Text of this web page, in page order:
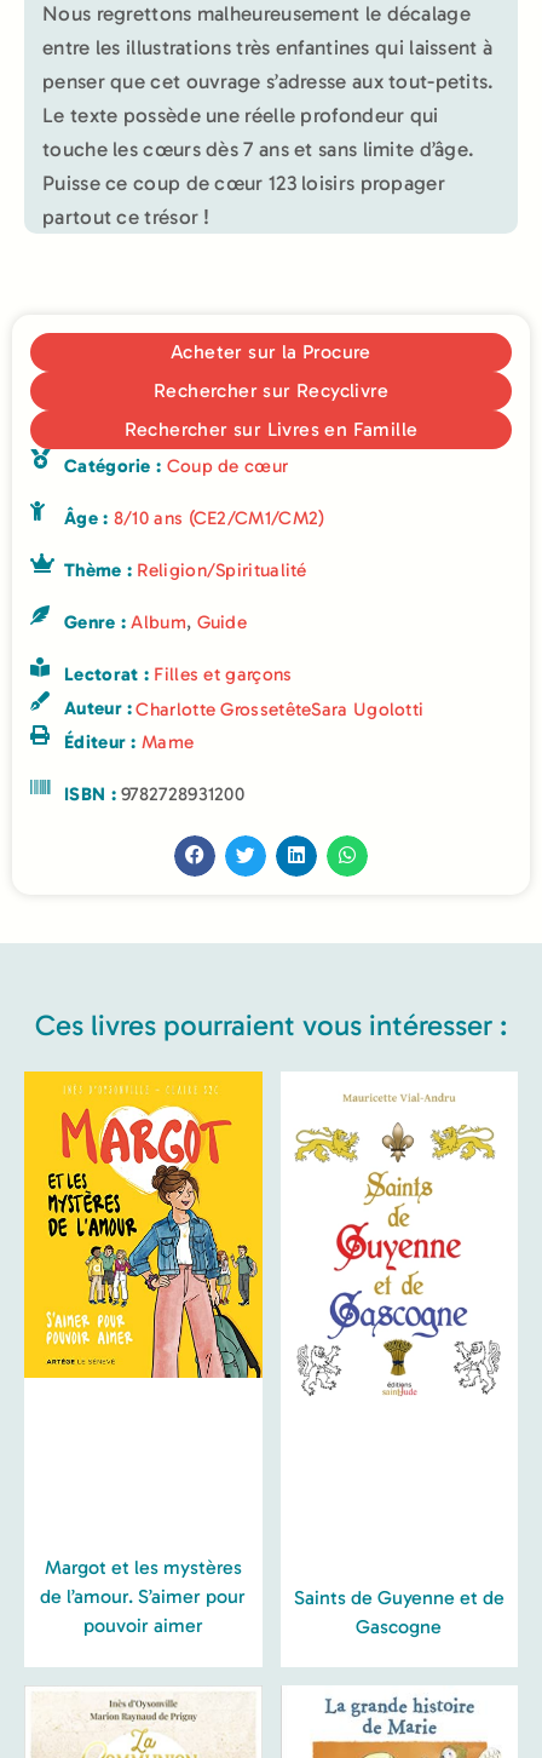
Nous regrettons malheureusement le décalage
entre les illustrations très enfantines qui laissent à
penser que cet ouvrage s’adresse aux tout-petits.
Le texte possède une réelle profondeur qui
touche les cœurs dès 7 ans et sans limite d’âge.
Puisse ce coup de cœur 123 loisirs propager
partout ce trésor !
Acheter sur la Procure
Rechercher sur Recyclivre
Rechercher sur Livres en Famille
Catégorie : Coup de cœur
Âge : 8/10 ans (CE2/CM1/CM2)
Thème : Religion/Spiritualité
Genre :Album, Guide
Lectorat : Filles et garçons
Auteur :Charlotte GrossetêteSara Ugolotti
Éditeur : Mame
ISBN :9782728931200
Ces livres pourraient vous intéresser :
Margot et les mystères
de l’amour. S’aimer pour
pouvoir aimer
Saints de Guyenne et de
Gascogne